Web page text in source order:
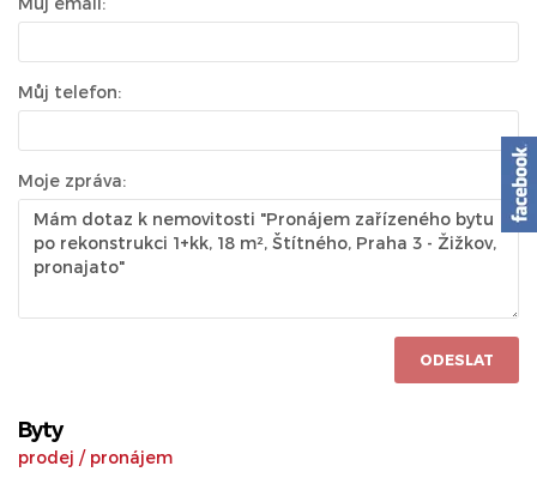
Můj telefon:
Moje zpráva:
ODESLAT
Byty
prodej / pronájem